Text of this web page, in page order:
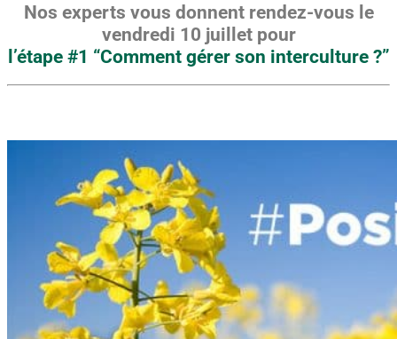
Nos experts vous donnent rendez-vous le
vendredi 10 juillet pour
l’étape #1 “Comment gérer son interculture ?”